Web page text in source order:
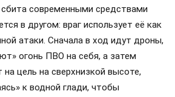
современными средствами
в другом: враг использует её как
атаки. Сначала в ход идут дроны,
огонь ПВО на себя, а затем
цель на сверхнизкой высоте,
к водной глади, чтобы